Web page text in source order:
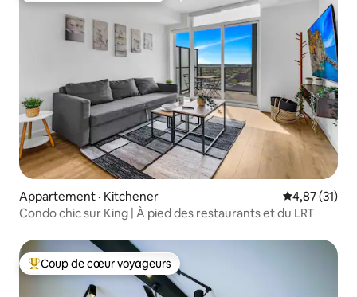
Appartement · Kitchener Note
4,87 (31)
Condo chic sur King | À pied des restaurants et du LRT
Coup de cœur voyageurs parmi les plus aimés
Coup de cœur voyageurs